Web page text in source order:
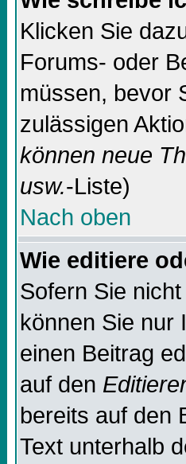
Klicken Sie
Forums- oder
müssen, bevor
zulässigen
können neue
usw.-Liste)
Nach oben
Wie editiere
Sofern Sie
können Sie nur
einen Beitrag
auf den
bereits auf den
Text unterhalb